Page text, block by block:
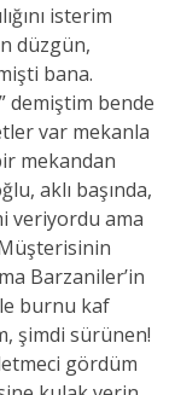
isterim
düzgün,
bana.
demiştim bende
var mekanla
mekandan
aklı başında,
veriyordu ama
Barzaniler’in
burnu kaf
şimdi sürünen!
gördüm